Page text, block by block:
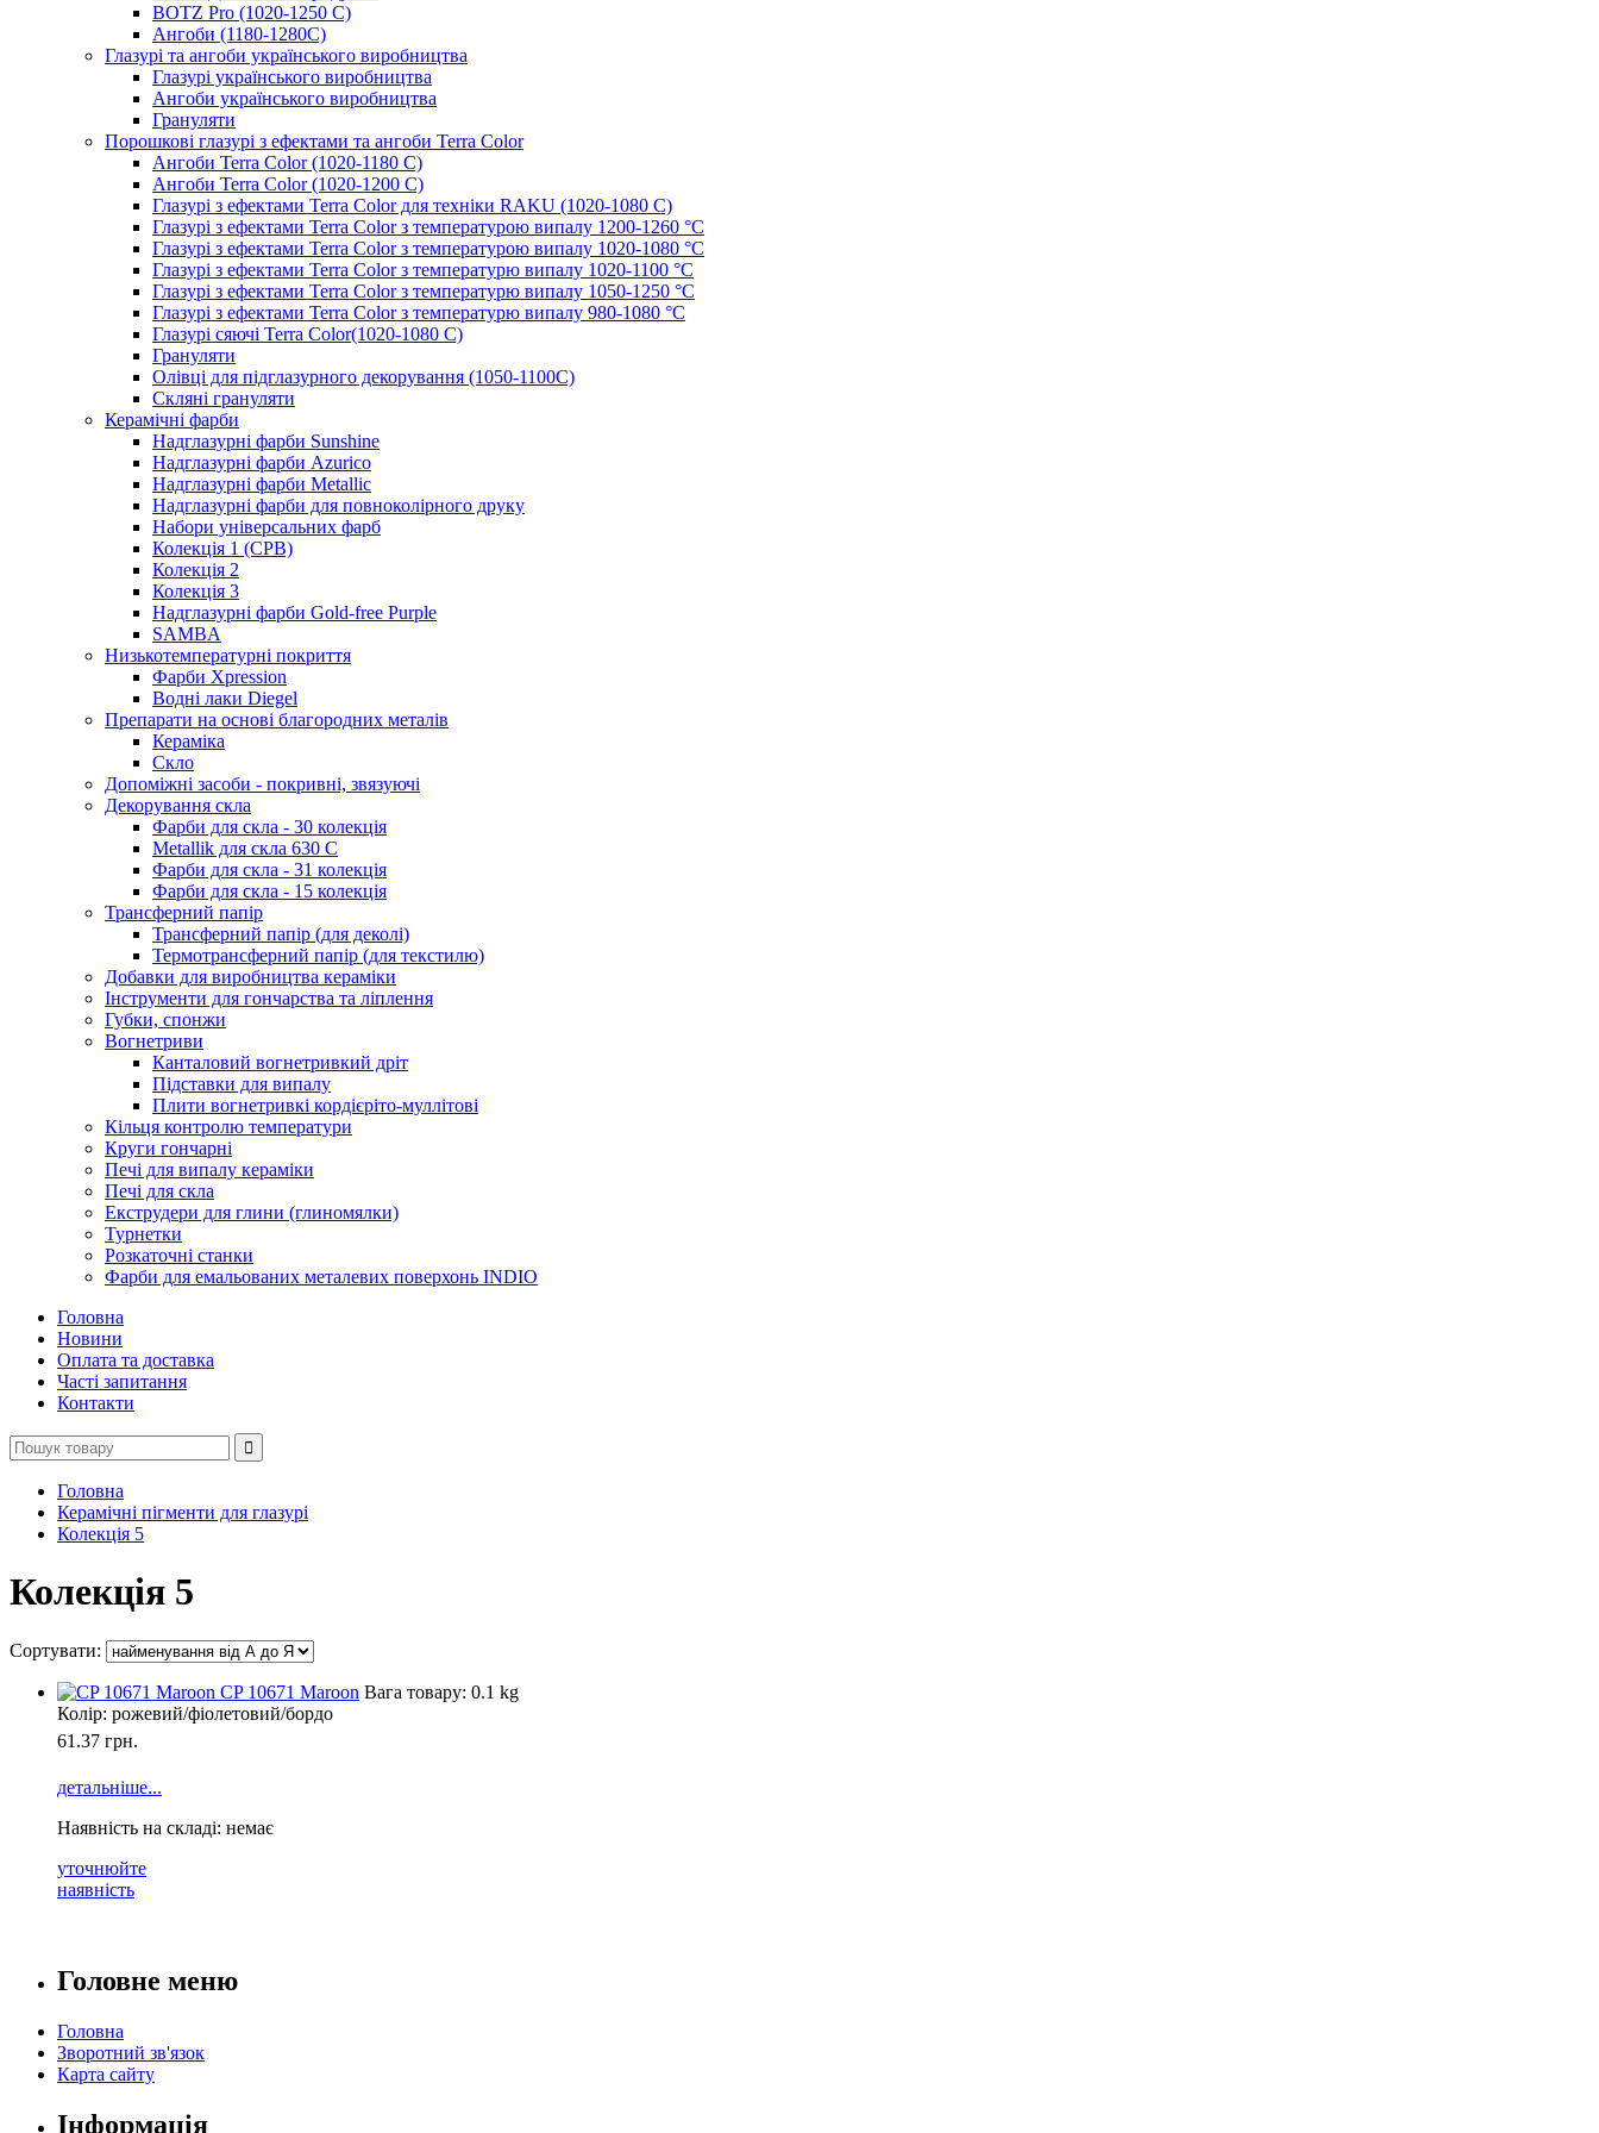
BOTZ Pro (1020-1250 C)
Ангоби (1180-1280С)
Глазурі та ангоби українського виробництва
Глазурі українського виробництва
Ангоби українського виробництва
Грануляти
Порошкові глазурі з ефектами та ангоби Terra Color
Ангоби Terra Color (1020-1180 С)
Ангоби Terra Color (1020-1200 С)
Глазурі з ефектами Terra Color для техніки RAKU (1020-1080 С)
Глазурі з ефектами Terra Color з температурою випалу 1200-1260 °С
Глазурі з ефектами Terra Color з температурою випалу 1020-1080 °С
Глазурі з ефектами Terra Color з температурю випалу 1020-1100 °С
Глазурі з ефектами Terra Color з температурю випалу 1050-1250 °С
Глазурі з ефектами Terra Color з температурю випалу 980-1080 °С
Глазурі сяючі Terra Color(1020-1080 С)
Грануляти
Олівці для підглазурного декорування (1050-1100С)
Скляні грануляти
Керамічні фарби
Надглазурні фарби Sunshine
Надглазурні фарби Azurico
Надглазурні фарби Metallic
Надглазурні фарби для повноколірного друку
Набори універсальних фарб
Колекція 1 (CPB)
Колекція 2
Колекція 3
Надглазурні фарби Gold-free Purple
SAMBA
Низькотемпературні покриття
Фарби Xpression
Водні лаки Diegel
Препарати на основі благородних металів
Кераміка
Скло
Допоміжні засоби - покривні, звязуючі
Декорування скла
Фарби для скла - 30 колекція
Metallik для скла 630 С
Фарби для скла - 31 колекція
Фарби для скла - 15 колекція
Трансферний папір
Трансферний папір (для деколі)
Термотрансферний папір (для текстилю)
Добавки для виробництва кераміки
Інструменти для гончарства та ліплення
Губки, спонжи
Вогнетриви
Канталовий вогнетривкий дріт
Підставки для випалу
Плити вогнетривкі кордієріто-муллітові
Кільця контролю температури
Круги гончарні
Печі для випалу кераміки
Печі для скла
Екструдери для глини (глиномялки)
Турнетки
Розкаточні станки
Фарби для емальованих металевих поверхонь INDIO
Головна
Новини
Оплата та доставка
Часті запитання
Контакти
Головна
Керамічні пігменти для глазурі
Колекція 5
Колекція 5
Сортувати:
CP 10671 Maroon Вага товару: 0.1 kg
Колір: рожевий/фіолетовий/бордо
61.37 грн.
детальніше...
Наявність на складі: немає
уточнюйте
наявність
Головне меню
Головна
Зворотний зв'язок
Карта сайту
Інформація